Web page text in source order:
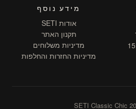
מידע נוסף
אודות SETI
תקנון האתר
מדיניות משלוחים
מדיניות החזרות והחלפות